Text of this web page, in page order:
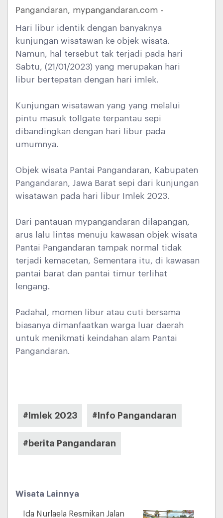
Pangandaran, mypangandaran.com -
Hari libur identik dengan banyaknya
kunjungan wisatawan ke objek wisata.
Namun, hal tersebut tak terjadi pada hari
Sabtu, (21/01/2023) yang merupakan hari
libur bertepatan dengan hari imlek.
Kunjungan wisatawan yang yang melalui
pintu masuk tollgate terpantau sepi
dibandingkan dengan hari libur pada
umumnya.
Objek wisata Pantai Pangandaran, Kabupaten
Pangandaran, Jawa Barat sepi dari kunjungan
wisatawan pada hari libur Imlek 2023.
Dari pantauan mypangandaran dilapangan,
arus lalu lintas menuju kawasan objek wisata
Pantai Pangandaran tampak normal tidak
terjadi kemacetan, Sementara itu, di kawasan
pantai barat dan pantai timur terlihat
lengang.
Padahal, momen libur atau cuti bersama
biasanya dimanfaatkan warga luar daerah
untuk menikmati keindahan alam Pantai
Pangandaran.
#Imlek 2023 #Info Pangandaran
#berita Pangandaran
Wisata Lainnya
Ida Nurlaela Resmikan Jalan